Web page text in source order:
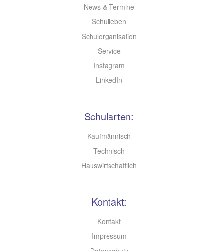
News & Termine
Schulleben
Schulorganisation
Service
Instagram
LinkedIn
Schularten:
Kaufmännisch
Technisch
Hauswirtschaftlich
Kontakt:
Kontakt
Impressum